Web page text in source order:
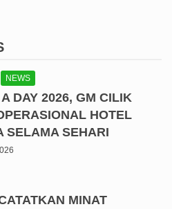
NEWS
DAY 2026, GM CILIK
HOTEL
SELAMA SEHARI
MINAT